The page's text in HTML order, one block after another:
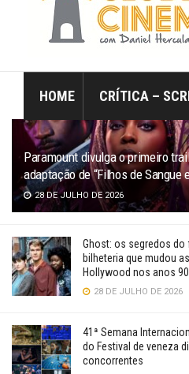
Paramount divulga o primeiro
adaptação de “Filhos de Sangue
28 DE JULHO DE 2026
Ghost: os segredos do
bilheteria que mudou
Hollywood nos anos 90
28 DE JULHO DE 2026
41ª Semana
do Festival de veneza
concorrentes
HOME CRÍTICA –